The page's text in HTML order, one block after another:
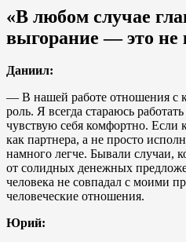
«В любом случае
выгорание — это не
Даниил:
— В нашей работе отношения с
роль. Я всегда стараюсь
чувствую себя комфортно. Если
как партнера, а не просто
намного легче. Бывали случаи,
от солидных денежных
человека не совпадал с моими
человеческие отношения.
Юрий: